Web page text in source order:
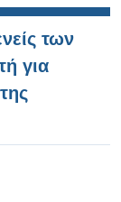
των
για